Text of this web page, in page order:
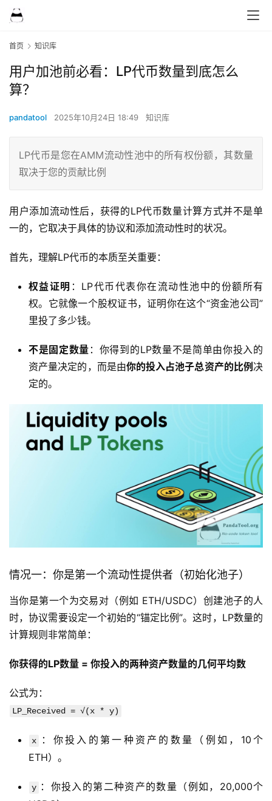
首页 知识库
用户加池前必看：LP代币数量到底怎么
算？
pandatool 2025年10月24日 18:49 知识库
LP代币是您在AMM流动性池中的所有权份额，其数量
取决于您的贡献比例
用户添加流动性后，获得的LP代币数量计算方式并不是单
一的，它取决于具体的协议和添加流动性时的状况。
首先，理解LP代币的本质至关重要：
权益证明 ：LP代币代表你在流动性池中的份额所有
权。它就像一个股权证书，证明你在这个“资金池公司”
里投了多少钱。
不是固定数量 ：你得到的LP数量不是简单由你投入的
资产量决定的，而是由你的投入占池子总资产的比例 决
定的。
情况一：你是第一个流动性提供者（初始化池子）
当你是第一个为交易对（例如 ETH/USDC）创建池子的人
时，协议需要设定一个初始的“锚定比例”。这时，LP数量的
计算规则非常简单：
你获得的LP数量 = 你投入的两种资产数量的几何平均数
公式为：
LP_Received = √(x * y)
x
：你投入的第一种资产的数量（例如，10个
ETH）。
y ：你投入的第二种资产的数量（例如，20,000个